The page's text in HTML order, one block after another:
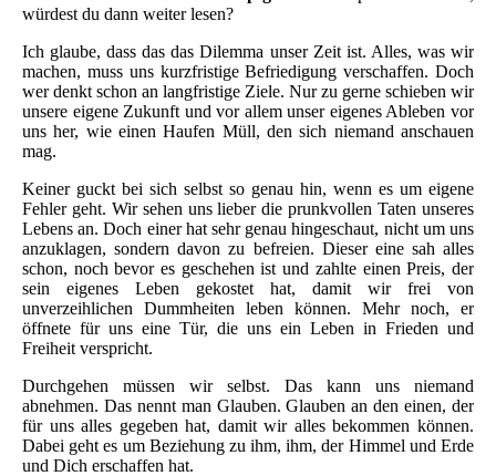
würdest du dann weiter lesen?
Ich glaube, dass das das Dilemma unser Zeit ist. Alles, was wir
machen, muss uns kurzfristige Befriedigung verschaffen. Doch
wer denkt schon an langfristige Ziele. Nur zu gerne schieben wir
unsere eigene Zukunft und vor allem unser eigenes Ableben vor
uns her, wie einen Haufen Müll, den sich niemand anschauen
mag.
Keiner guckt bei sich selbst so genau hin, wenn es um eigene
Fehler geht. Wir sehen uns lieber die prunkvollen Taten unseres
Lebens an. Doch einer hat sehr genau hingeschaut, nicht um uns
anzuklagen, sondern davon zu befreien. Dieser eine sah alles
schon, noch bevor es geschehen ist und zahlte einen Preis, der
sein eigenes Leben gekostet hat, damit wir frei von
unverzeihlichen Dummheiten leben können. Mehr noch, er
öffnete für uns eine Tür, die uns ein Leben in Frieden und
Freiheit verspricht.
Durchgehen müssen wir selbst. Das kann uns niemand
abnehmen. Das nennt man Glauben. Glauben an den einen, der
für uns alles gegeben hat, damit wir alles bekommen können.
Dabei geht es um Beziehung zu ihm, ihm, der Himmel und Erde
und Dich erschaffen hat.